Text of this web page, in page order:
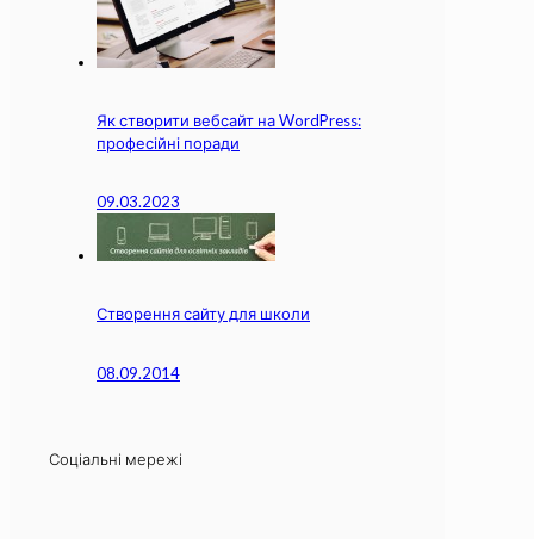
Як створити вебсайт на WordPress:
професійні поради
09.03.2023
Створення сайту для школи
08.09.2014
Соціальні мережі